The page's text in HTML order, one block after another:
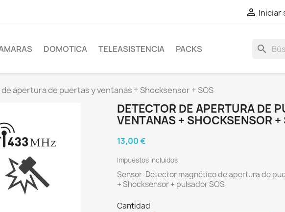
 Iniciar
DOMOTICA TELEASISTENCIA PACKS search
apertura de puertas y ventanas + Shocksensor + SOS
DETECTOR DE APERTURA DE
VENTANAS + SHOCKSENSOR +
13,00 €
Impuestos incluidos
Sensor-Detector magnético de apertura de
+ Shocksensor + pulsador SOS
Cantidad